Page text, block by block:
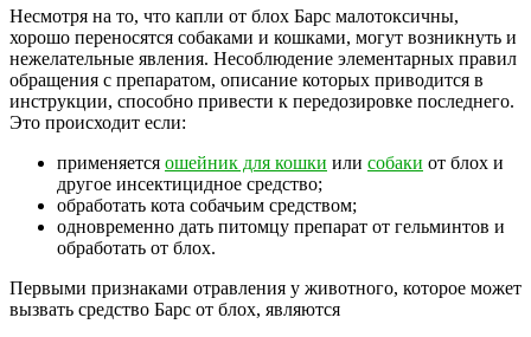
Несмотря на то, что капли от блох Барс малотоксичны,
хорошо переносятся собаками и кошками, могут возникнуть и
нежелательные явления. Несоблюдение элементарных правил
обращения с препаратом, описание которых приводится в
инструкции, способно привести к передозировке последнего.
Это происходит если:
применяется ошейник для кошки или собаки от блох и
другое инсектицидное средство;
обработать кота собачьим средством;
одновременно дать питомцу препарат от гельминтов и
обработать от блох.
Первыми признаками отравления у животного, которое может
вызвать средство Барс от блох, являются